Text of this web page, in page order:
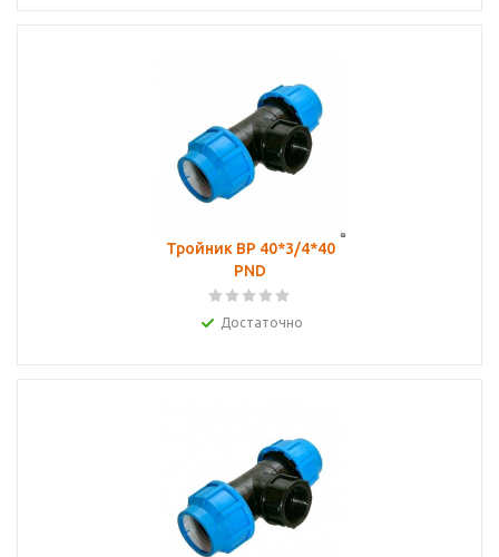
Тройник ВР 40*3/4*40
PND
Достаточно